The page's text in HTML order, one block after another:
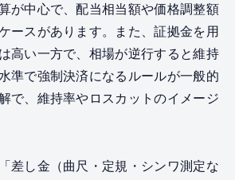
が中心で、配当相当額や価格調整額
ースがあります。また、証拠金を用
高い一方で、相場が逆行すると維持
準で強制決済になるルールが一般的
で、維持率やロスカットのイメージ
差し金（曲尺・定規・シンワ測定な